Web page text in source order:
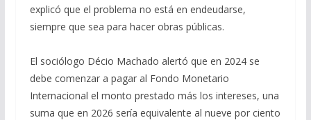
explicó que el problema no está en endeudarse,
siempre que sea para hacer obras públicas.
El sociólogo Décio Machado alertó que en 2024 se
debe comenzar a pagar al Fondo Monetario
Internacional el monto prestado más los intereses, una
suma que en 2026 sería equivalente al nueve por ciento